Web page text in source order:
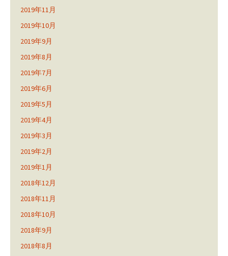
2019年11月
2019年10月
2019年9月
2019年8月
2019年7月
2019年6月
2019年5月
2019年4月
2019年3月
2019年2月
2019年1月
2018年12月
2018年11月
2018年10月
2018年9月
2018年8月